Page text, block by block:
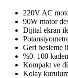
220V AC
90W motor
Dijital ekran
Geri besleme
%0–100
Kompakt ve
Kolay